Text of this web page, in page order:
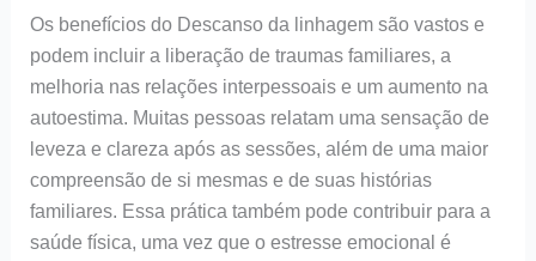
Os benefícios do Descanso da linhagem são vastos e
podem incluir a liberação de traumas familiares, a
melhoria nas relações interpessoais e um aumento na
autoestima. Muitas pessoas relatam uma sensação de
leveza e clareza após as sessões, além de uma maior
compreensão de si mesmas e de suas histórias
familiares. Essa prática também pode contribuir para a
saúde física, uma vez que o estresse emocional é